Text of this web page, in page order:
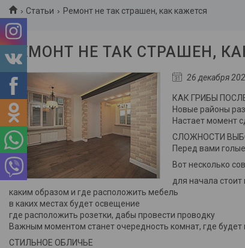
Доставка и оплата
Наши контакты
О нас
Отзывы о компании
Портфолио - наши работы
Интересные статьи
Статьи Ремонт не так страшен, как кажется
РЕМОНТ НЕ ТАК СТРАШЕН,
26 декабря
КАК ГРИБЫ
Новые районы
Настает момент
СЛОЖНОСТИ
Перед вами
Вот несколько
для начала
каким образом и где расположить мебель
в каких местах будет освещение
где расположить розетки, дабы провести проводку
Важным моментом станет очередность комнат, где будет
СТИЛЬНОЕ ОБЛИЧЬЕ